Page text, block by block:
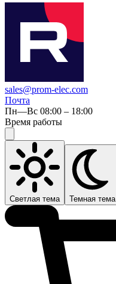
sales@prom-elec.com
Почта
Пн—Вс 08:00 – 18:00
Время работы
Светлая тема Темная тема